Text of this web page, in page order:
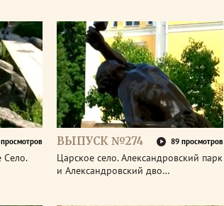
Село.
ВЫПУСК №274 89 просмотров
Царское село. Александровский парк
и Александровский дво…